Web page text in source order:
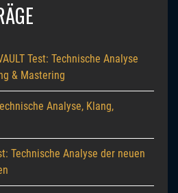
Test: Technische Analyse
& Mastering
Analyse, Klang,
Technische Analyse der neuen